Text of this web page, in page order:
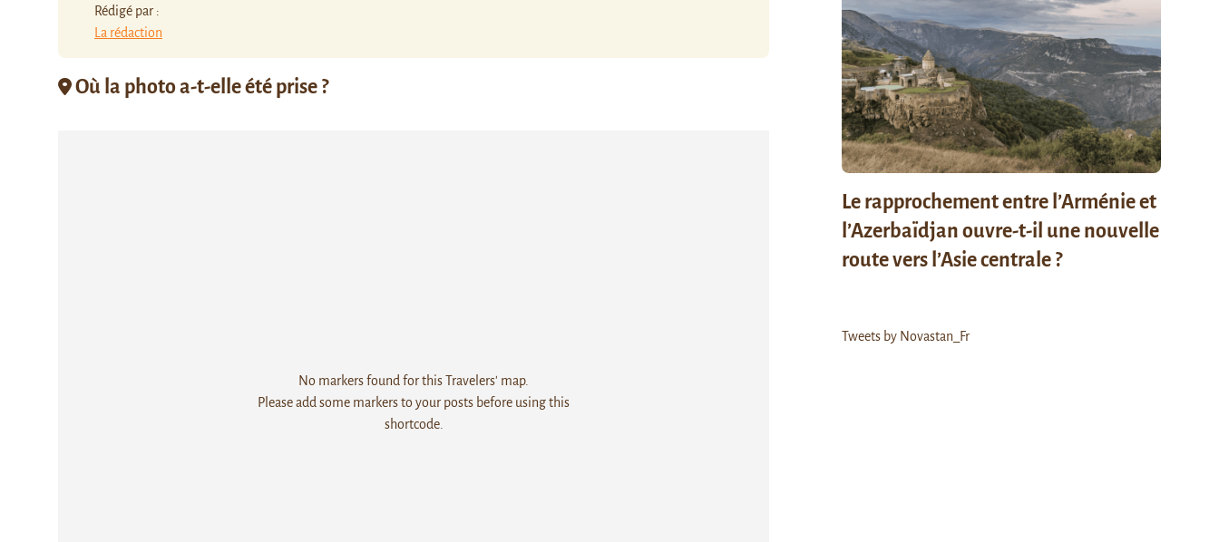
Rédigé par :
La rédaction
Où la photo a-t-elle été prise ?
No markers found for this Travelers' map.
Please add some markers to your posts before using this
shortcode.
Le rapprochement entre l’Arménie et
l’Azerbaïdjan ouvre-t-il une nouvelle
route vers l’Asie centrale ?
Tweets by Novastan_Fr